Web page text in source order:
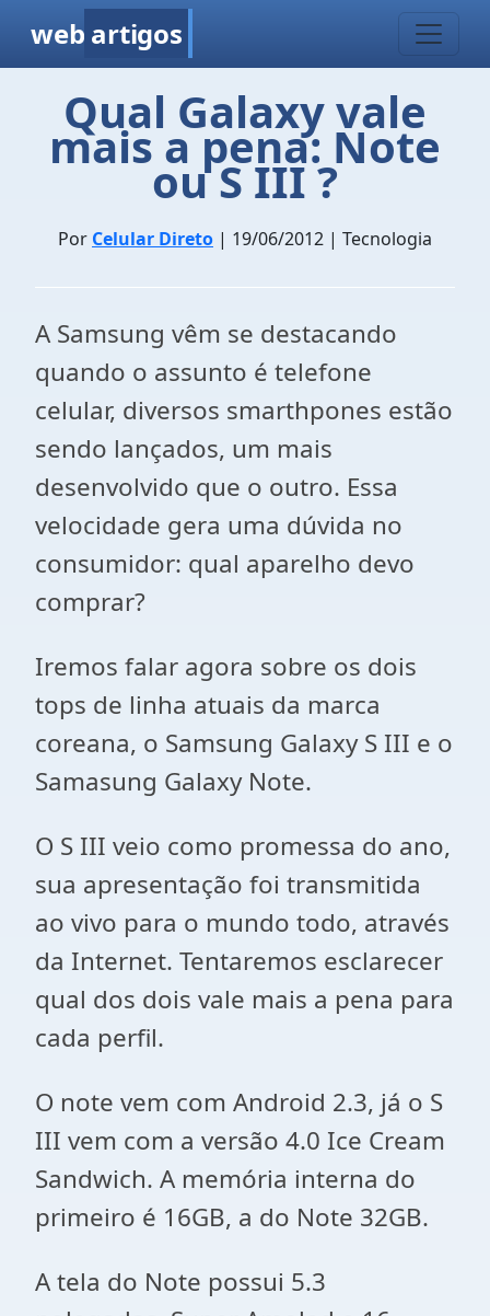
web artigos
Qual Galaxy vale
mais a pena: Note
ou S III ?
Por Celular Direto | 19/06/2012 | Tecnologia
A Samsung vêm se destacando
quando o assunto é telefone
celular, diversos smarthpones estão
sendo lançados, um mais
desenvolvido que o outro. Essa
velocidade gera uma dúvida no
consumidor: qual aparelho devo
comprar?
Iremos falar agora sobre os dois
tops de linha atuais da marca
coreana, o Samsung Galaxy S III e o
Samasung Galaxy Note.
O S III veio como promessa do ano,
sua apresentação foi transmitida
ao vivo para o mundo todo, através
da Internet. Tentaremos esclarecer
qual dos dois vale mais a pena para
cada perfil.
O note vem com Android 2.3, já o S
III vem com a versão 4.0 Ice Cream
Sandwich. A memória interna do
primeiro é 16GB, a do Note 32GB.
A tela do Note possui 5.3